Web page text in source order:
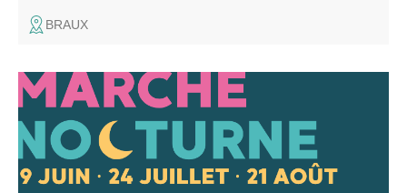
BRAUX
Venez découvrir la première édition des marchés
nocturnes hors les murs d’Entrevaux : exposants fidèles
et invités exceptionnels, shopping à la fraîche, bars
ouverts et ambiance conviviale au rendez-vous.